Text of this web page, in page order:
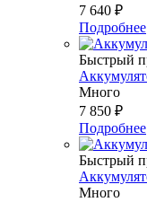
7 640 ₽
Подробнее
Быстрый
Много
7 850 ₽
Подробнее
Быстрый
Много